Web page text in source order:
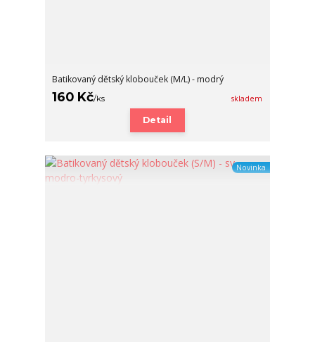
Batikovaný dětský klobouček (M/L) - modrý
160 Kč/ks skladem
Detail
Novinka